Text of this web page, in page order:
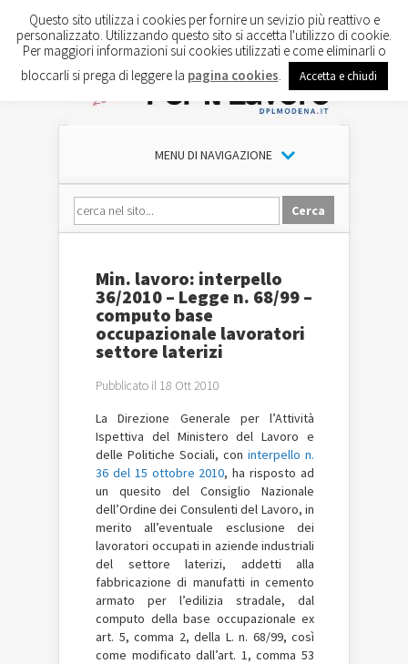
MENU DI NAVIGAZIONE
Min. lavoro: interpello
36/2010 – Legge n. 68/99 –
computo base
occupazionale lavoratori
settore laterizi
Pubblicato il 18 Ott 2010
La Direzione Generale per l’Attività
Ispettiva del Ministero del Lavoro e
delle Politiche Sociali, con interpello n.
36 del 15 ottobre 2010, ha risposto ad
un quesito del Consiglio Nazionale
dell’Ordine dei Consulenti del Lavoro, in
merito all’eventuale esclusione dei
lavoratori occupati in aziende industriali
del settore laterizi, addetti alla
fabbricazione di manufatti in cemento
armato per l’edilizia stradale, dal
computo della base occupazionale ex
art. 5, comma 2, della L. n. 68/99, così
come modificato dall’art. 1, comma 53
Questo sito utilizza i cookies per fornire un sevizio più reattivo e
personalizzato. Utilizzando questo sito si accetta l'utilizzo di cookie.
Per maggiori informazioni sui cookies utilizzati e come eliminarli o
bloccarli si prega di leggere la pagina cookies Accetta e chiudi